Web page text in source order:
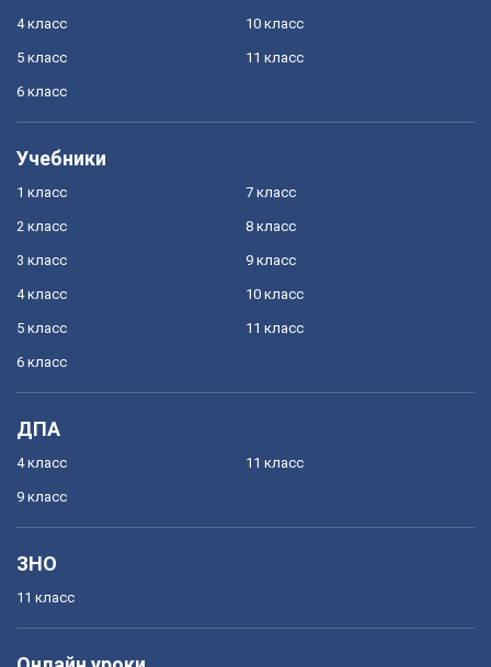
4 класс
5 класс
6 класс
10 класс
11 класс
Учебники
1 класс
2 класс
3 класс
4 класс
5 класс
6 класс
7 класс
8 класс
9 класс
10 класс
11 класс
ДПА
4 класс
9 класс
11 класс
ЗНО
11 класс